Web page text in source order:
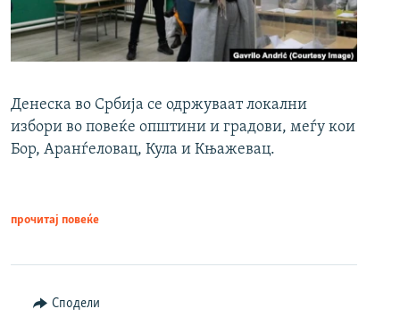
Денеска во Србија се одржуваат локални
избори во повеќе општини и градови, меѓу кои
Бор, Аранѓеловац, Кула и Књажевац.
прочитај повеќе
Сподели